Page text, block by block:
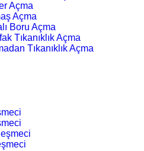
Açma
Açma
Boru Açma
Tıkanıklık Açma
Tıkanıklık Açma